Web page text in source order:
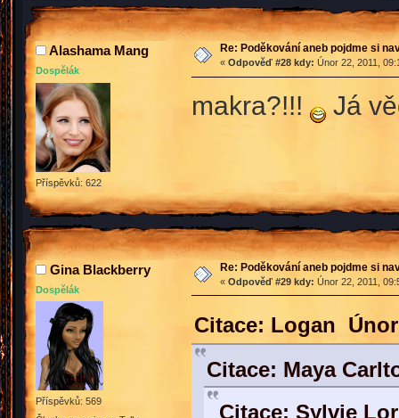
Alashama Mang
Dospělák
Příspěvků: 622
Re: Poděkování aneb pojdme si
« Odpověď #28 kdy: Únor 22, 2011,
makra?!!! Já
Gina Blackberry
Dospělák
Příspěvků: 569
Re: Poděkování aneb pojdme si
« Odpověď #29 kdy: Únor 22, 2011,
Citace: Logan Únor
Citace: Maya
Citace: Sylvie